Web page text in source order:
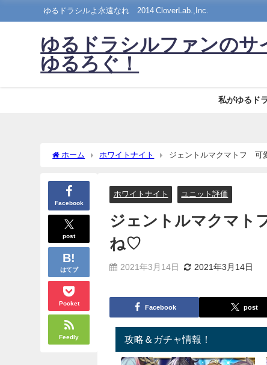
ゆるドラシルよ永遠なれ©2014 CloverLab.,Inc.
ゆるドラシルファンのサ
ゆるろぐ！
私がゆるド
ホーム ホワイトナイト ジェントルマクマトフ 可
Facebook
post
はてブ
Pocket
Feedly
ホワイトナイト ユニット評価
ジェントルマクマト
ね♡
2021年3月14日 2021年3月14日
Facebook post
攻略＆ガチャ情報！